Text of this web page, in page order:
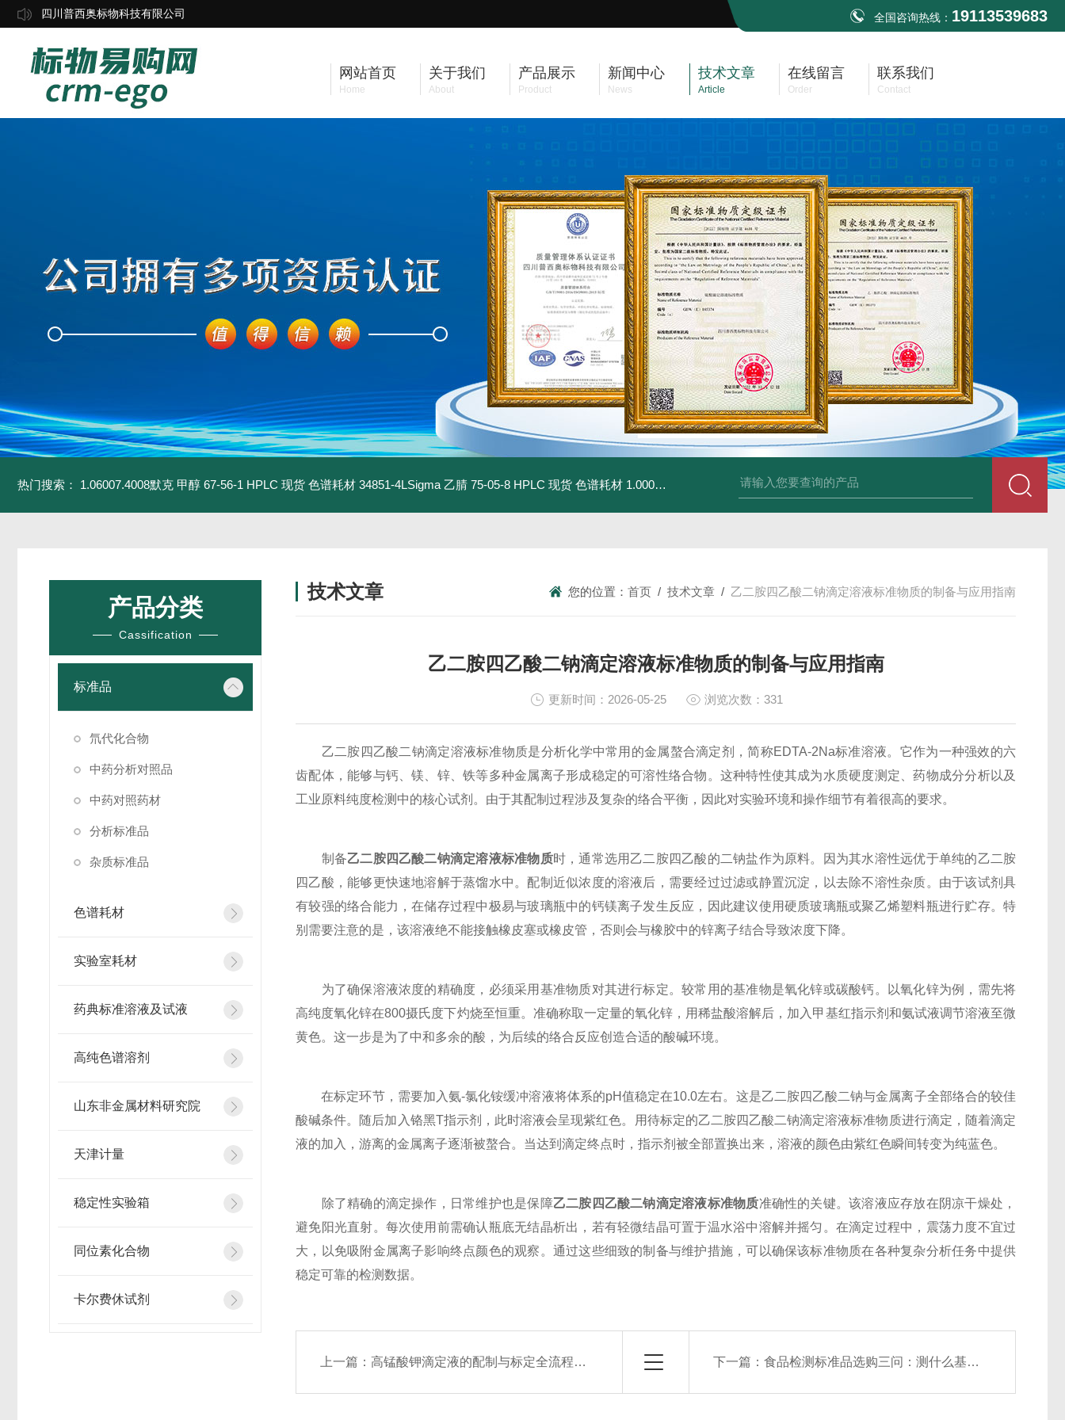
四川普西奥标物科技有限公司 全国咨询热线： 19113539683
网站首页
Home
关于我们
About
产品展示
Product
新闻中心
News
技术文章
Article
在线留言
Order
联系我们
Contact
热门搜索： 1.06007.4008默克 甲醇 67-56-1 HPLC 现货 色谱耗材 34851-4LSigma 乙腈 75-05-8 HPLC 现货 色谱耗材 1.00030.4008默克 乙腈 75-05-8 HPLC 现货 色谱耗材 34860-4L-Rsigma 甲醇 67-
产品分类
Cassification
标准品
氘代化合物
中药分析对照品
中药对照药材
分析标准品
杂质标准品
色谱耗材
实验室耗材
药典标准溶液及试液
高纯色谱溶剂
山东非金属材料研究院
天津计量
稳定性实验箱
同位素化合物
卡尔费休试剂
技术文章 您的位置： 首页 / 技术文章 / 乙二胺四乙酸二钠滴定溶液标准物质的制备与应用指南
乙二胺四乙酸二钠滴定溶液标准物质的制备与应用指南
更新时间：2026-05-25 浏览次数：331
乙二胺四乙酸二钠滴定溶液标准物质是分析化学中常用的金属螯合滴定剂，简称EDTA-2Na标准溶液。它作为一种强效的六
齿配体，能够与钙、镁、锌、铁等多种金属离子形成稳定的可溶性络合物。这种特性使其成为水质硬度测定、药物成分分析以及
工业原料纯度检测中的核心试剂。由于其配制过程涉及复杂的络合平衡，因此对实验环境和操作细节有着很高的要求。
制备乙二胺四乙酸二钠滴定溶液标准物质时，通常选用乙二胺四乙酸的二钠盐作为原料。因为其水溶性远优于单纯的乙二胺
四乙酸，能够更快速地溶解于蒸馏水中。配制近似浓度的溶液后，需要经过过滤或静置沉淀，以去除不溶性杂质。由于该试剂具
有较强的络合能力，在储存过程中极易与玻璃瓶中的钙镁离子发生反应，因此建议使用硬质玻璃瓶或聚乙烯塑料瓶进行贮存。特
别需要注意的是，该溶液绝不能接触橡皮塞或橡皮管，否则会与橡胶中的锌离子结合导致浓度下降。
为了确保溶液浓度的精确度，必须采用基准物质对其进行标定。较常用的基准物是氧化锌或碳酸钙。以氧化锌为例，需先将
高纯度氧化锌在800摄氏度下灼烧至恒重。准确称取一定量的氧化锌，用稀盐酸溶解后，加入甲基红指示剂和氨试液调节溶液至微
黄色。这一步是为了中和多余的酸，为后续的络合反应创造合适的酸碱环境。
在标定环节，需要加入氨-氯化铵缓冲溶液将体系的pH值稳定在10.0左右。这是乙二胺四乙酸二钠与金属离子全部络合的较佳
酸碱条件。随后加入铬黑T指示剂，此时溶液会呈现紫红色。用待标定的乙二胺四乙酸二钠滴定溶液标准物质进行滴定，随着滴定
液的加入，游离的金属离子逐渐被螯合。当达到滴定终点时，指示剂被全部置换出来，溶液的颜色由紫红色瞬间转变为纯蓝色。
除了精确的滴定操作，日常维护也是保障乙二胺四乙酸二钠滴定溶液标准物质准确性的关键。该溶液应存放在阴凉干燥处，
避免阳光直射。每次使用前需确认瓶底无结晶析出，若有轻微结晶可置于温水浴中溶解并摇匀。在滴定过程中，震荡力度不宜过
大，以免吸附金属离子影响终点颜色的观察。通过这些细致的制备与维护措施，可以确保该标准物质在各种复杂分析任务中提供
稳定可靠的检测数据。
上一篇：高锰酸钾滴定液的配制与标定全流程解析 下一篇： 食品检测标准品选购三问：测什么基质？报什么方法？用什么品牌？